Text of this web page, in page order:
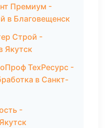
Премиум -
в Благовещенск
Строй -
Якутск
ТехРесурс -
в Санкт-
-